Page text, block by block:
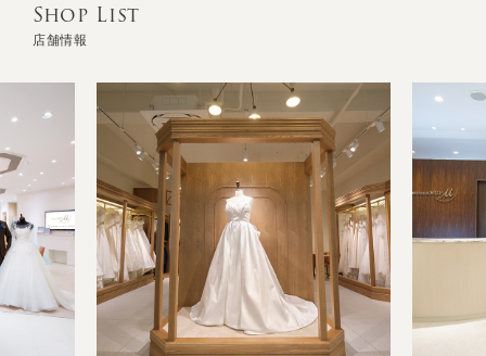
Shop List
店舗情報